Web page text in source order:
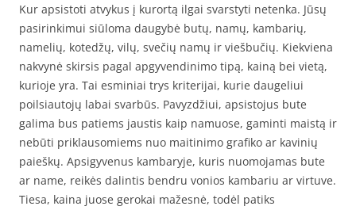
Kur apsistoti atvykus į kurortą ilgai svarstyti netenka. Jūsų
pasirinkimui siūloma daugybė butų, namų, kambarių,
namelių, kotedžų, vilų, svečių namų ir viešbučių. Kiekviena
nakvynė skirsis pagal apgyvendinimo tipą, kainą bei vietą,
kurioje yra. Tai esminiai trys kriterijai, kurie daugeliui
poilsiautojų labai svarbūs. Pavyzdžiui, apsistojus bute
galima bus patiems jaustis kaip namuose, gaminti maistą ir
nebūti priklausomiems nuo maitinimo grafiko ar kavinių
paieškų. Apsigyvenus kambaryje, kuris nuomojamas bute
ar name, reikės dalintis bendru vonios kambariu ar virtuve.
Tiesa, kaina juose gerokai mažesnė, todėl patiks